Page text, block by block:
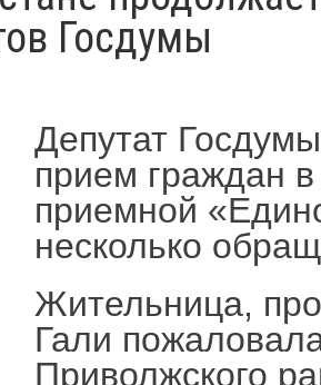
Госдумы
Депутат
прием граждан
приемной
несколько
Жительница,
Гали
Приволжского